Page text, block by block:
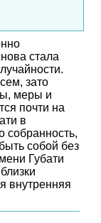
стала
зато
меры и
почти на
в
собранность,
собой без
Губати
внутренняя